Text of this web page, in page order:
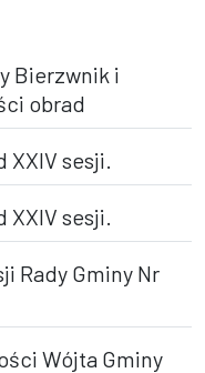
Bierzwnik i
obrad
XXIV sesji.
XXIV sesji.
Rady Gminy Nr
Wójta Gminy